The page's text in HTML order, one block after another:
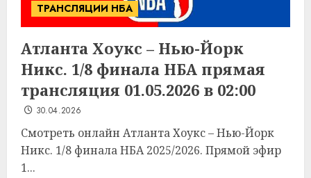
ТРАНСЛЯЦИИ НБА
Атланта Хоукс – Нью-Йорк
Никс. 1/8 финала НБА прямая
трансляция 01.05.2026 в 02:00
30.04.2026
Смотреть онлайн Атланта Хоукс – Нью-Йорк
Никс. 1/8 финала НБА 2025/2026. Прямой эфир
1...